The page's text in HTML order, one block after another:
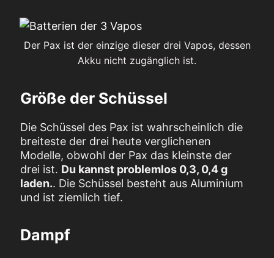
Der Pax ist der einzige dieser drei Vapos, dessen
Akku nicht zugänglich ist.
Größe der Schüssel
Die Schüssel des Pax ist wahrscheinlich die
breiteste der drei heute verglichenen
Modelle, obwohl der Pax das kleinste der
drei ist. Du kannst problemlos 0,3, 0,4 g
laden.. Die Schüssel besteht aus Aluminium
und ist ziemlich tief.
Dampf